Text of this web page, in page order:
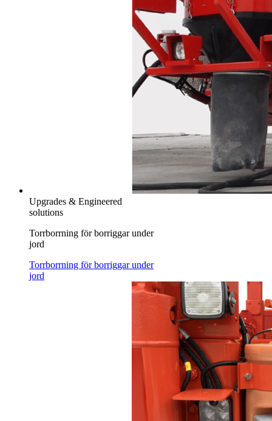
Upgrades & Engineered
solutions
Torrborrning för borriggar under
jord
Torrborrning för borriggar under
jord